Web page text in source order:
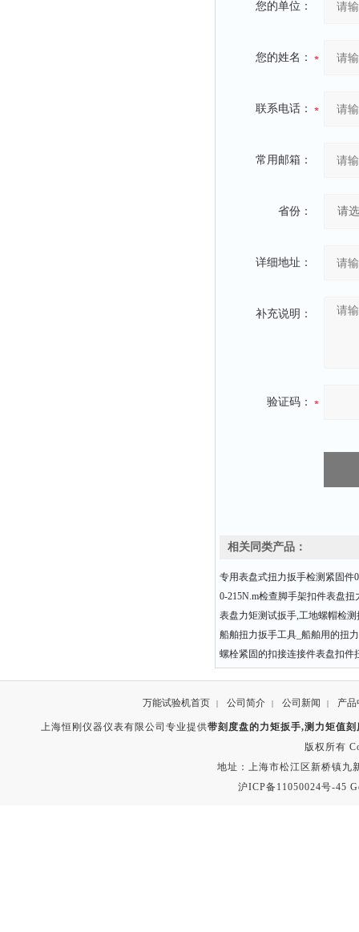
您的单位：
您的姓名：
联系电话：
常用邮箱：
省份：
详细地址：
补充说明：
验证码：
相关同类产品：
专用表盘式扭力扳手检测紧固件
0-215N.m检查脚手架扣件表盘扭
表盘力矩测试扳手,工地螺帽检
船舶扭力扳手工具_船舶用的扭
螺栓紧固的扣接连接件表盘扣件
万能试验机首页 | 公司简介 | 公司新闻 | 产品
上海恒刚仪器仪表有限公司专业提供带刻度盘的力矩扳手,测力矩值刻
版权所有
地址：上海市松江区新桥镇九
沪ICP备11050024号-45